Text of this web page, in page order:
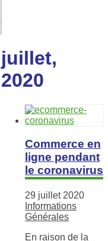
juillet,
2020
Commerce en
ligne pendant
le coronavirus
29 juillet 2020
Informations
Générales
En raison de la